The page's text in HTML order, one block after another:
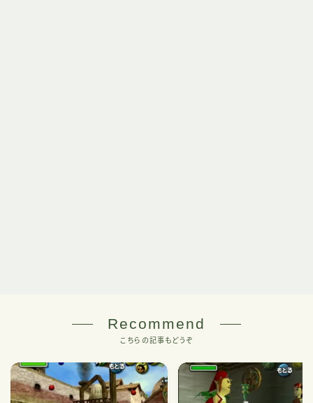
Recommend
こちらの記事もどうぞ